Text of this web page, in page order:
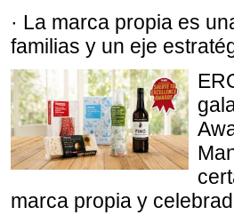
· La marca propia es
familias y un eje
marca propia y